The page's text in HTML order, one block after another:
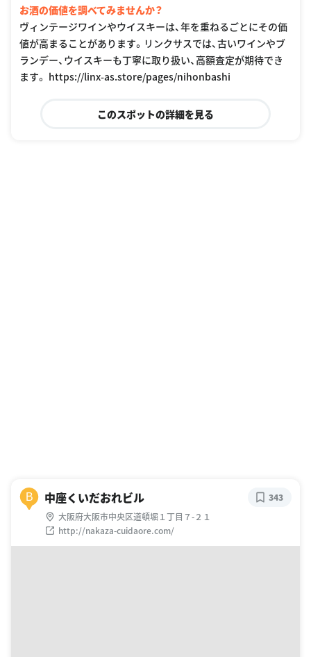
お酒の価値を調べてみませんか？
ヴィンテージワインやウイスキーは、年を重ねるごとにその価
値が高まることがあります。リンクサスでは、古いワインやブ
ランデー、ウイスキーも丁寧に取り扱い、高額査定が期待でき
ます。 https://linx-as.store/pages/nihonbashi
このスポットの詳細を見る
B 中座くいだおれビル
大阪府大阪市中央区道頓堀１丁目７-２１
http://nakaza-cuidaore.com/
343